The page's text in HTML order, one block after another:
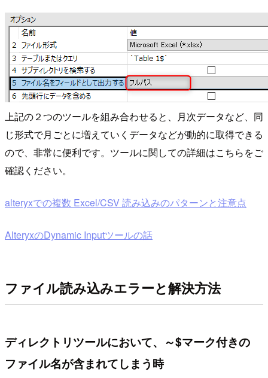
上記の２つのツールを組み合わせると、月次データなど、同
じ形式で月ごとに増えていくデータなどが動的に取得できる
ので、非常に便利です。ツールに関しての詳細はこちらをご
確認ください。
alteryxでの複数 Excel/CSV 読み込みのパターンと注意点
AlteryxのDynamic Inputツールの話
ファイル読み込みエラーと解決方法
ディレクトリツールにおいて、～$マーク付きの
ファイル名が含まれてしまう時